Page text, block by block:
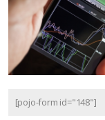
[pojo-form id="148"]